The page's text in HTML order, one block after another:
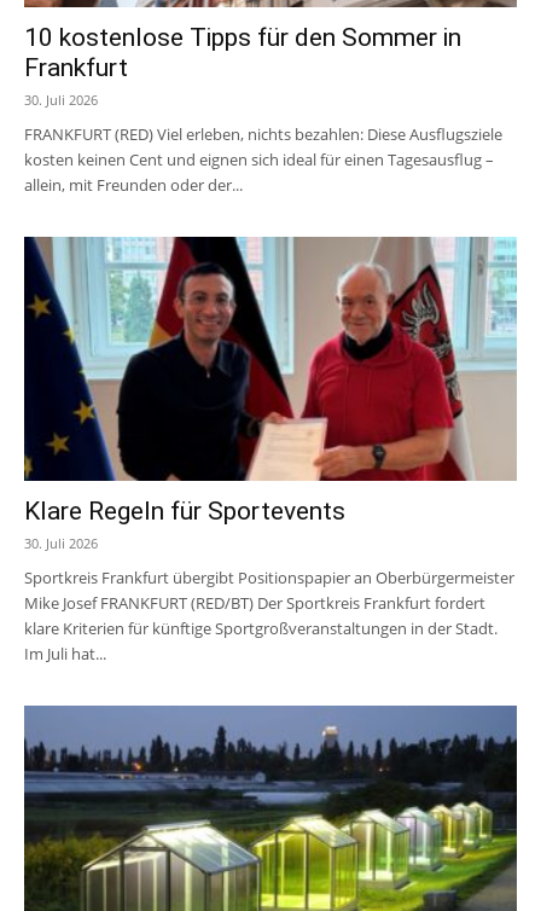
10 kostenlose Tipps für den Sommer in
Frankfurt
30. Juli 2026
FRANKFURT (RED) Viel erleben, nichts bezahlen: Diese Ausflugsziele
kosten keinen Cent und eignen sich ideal für einen Tagesausflug –
allein, mit Freunden oder der...
Klare Regeln für Sportevents
30. Juli 2026
Sportkreis Frankfurt übergibt Positionspapier an Oberbürgermeister
Mike Josef FRANKFURT (RED/BT) Der Sportkreis Frankfurt fordert
klare Kriterien für künftige Sportgroßveranstaltungen in der Stadt.
Im Juli hat...